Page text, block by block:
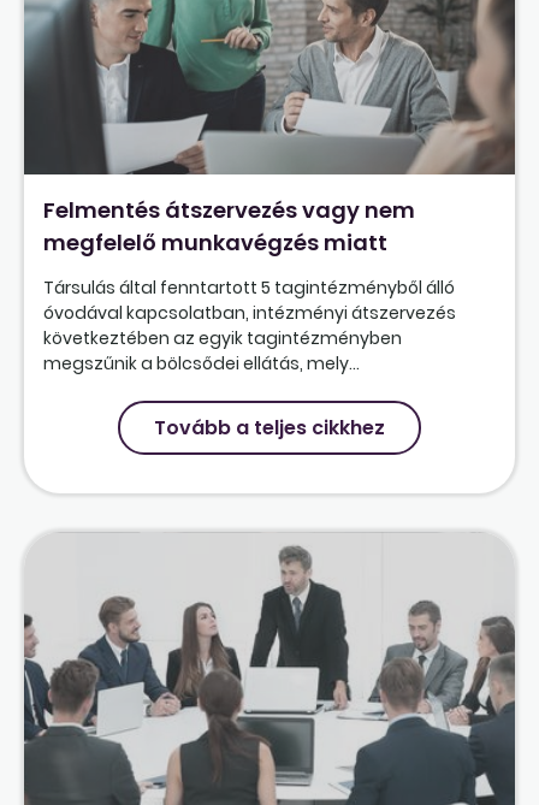
Felmentés átszervezés vagy nem
megfelelő munkavégzés miatt
Társulás által fenntartott 5 tagintézményből álló
óvodával kapcsolatban, intézményi átszervezés
következtében az egyik tagintézményben
megszűnik a bölcsődei ellátás, mely...
Tovább a teljes cikkhez